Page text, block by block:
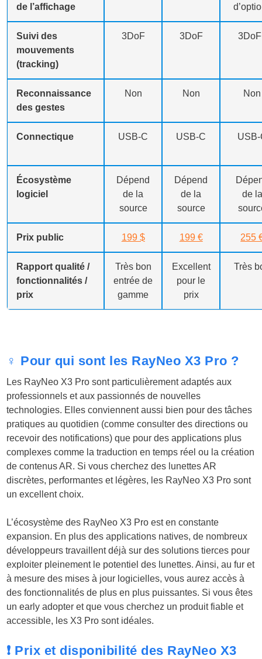
de l’affichage
Suivi des
mouvements
(tracking)
3DoF 3DoF
Reconnaissance
des gestes
Non Non Non
Connectique USB-C USB-C USB-
Écosystème
logiciel
Dépend
de la
source
Dépend
de la
source
de la
Prix public 199 $ 199 € 255
Rapport qualité /
fonctionnalités /
prix
Très bon
entrée de
gamme
Excellent
pour le
prix
Très
♀️ Pour qui sont les RayNeo X3 Pro ?
Les RayNeo X3 Pro sont particulièrement adaptés aux
professionnels et aux passionnés de nouvelles
technologies. Elles conviennent aussi bien pour des tâches
pratiques au quotidien (comme consulter des directions ou
recevoir des notifications) que pour des applications plus
complexes comme la traduction en temps réel ou la création
de contenus AR. Si vous cherchez des lunettes AR
discrètes, performantes et légères, les RayNeo X3 Pro sont
un excellent choix.
L’écosystème des RayNeo X3 Pro est en constante
expansion. En plus des applications natives, de nombreux
développeurs travaillent déjà sur des solutions tierces pour
exploiter pleinement le potentiel des lunettes. Ainsi, au fur et
à mesure des mises à jour logicielles, vous aurez accès à
des fonctionnalités de plus en plus puissantes. Si vous êtes
un early adopter et que vous cherchez un produit fiable et
accessible, les X3 Pro sont idéales.
❗ Prix et disponibilité des RayNeo X3